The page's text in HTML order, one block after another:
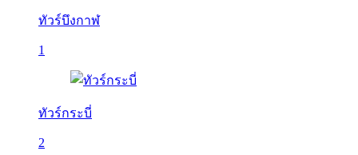
ทัวร์บึงกาฬ
1
ทัวร์กระบี่
2